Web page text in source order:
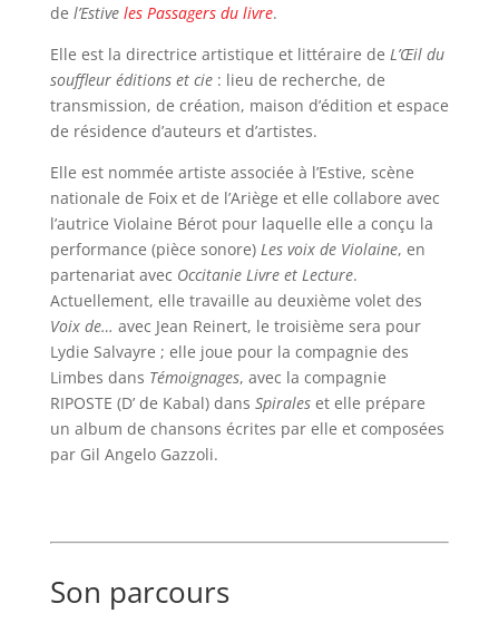
de l’Estive les Passagers du livre.
Elle est la directrice artistique et littéraire de L’Œil du
souffleur éditions et cie : lieu de recherche, de
transmission, de création, maison d’édition et espace
de résidence d’auteurs et d’artistes.
Elle est nommée artiste associée à l’Estive, scène
nationale de Foix et de l’Ariège et elle collabore avec
l’autrice Violaine Bérot pour laquelle elle a conçu la
performance (pièce sonore) Les voix de Violaine, en
partenariat avec Occitanie Livre et Lecture.
Actuellement, elle travaille au deuxième volet des
Voix de… avec Jean Reinert, le troisième sera pour
Lydie Salvayre ; elle joue pour la compagnie des
Limbes dans Témoignages, avec la compagnie
RIPOSTE (D’ de Kabal) dans Spiraleset elle prépare
un album de chansons écrites par elle et composées
par Gil Angelo Gazzoli.
Son parcours